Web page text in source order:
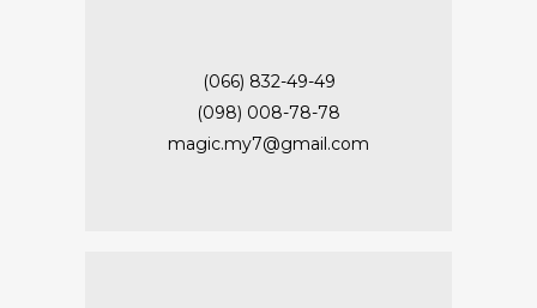
(066) 832-49-49
(098) 008-78-78
magic.my7@gmail.com